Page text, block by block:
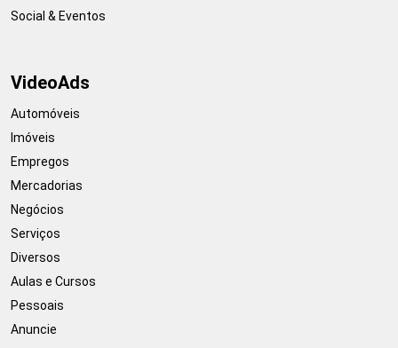
Social & Eventos
VideoAds
Automóveis
Imóveis
Empregos
Mercadorias
Negócios
Serviços
Diversos
Aulas e Cursos
Pessoais
Anuncie